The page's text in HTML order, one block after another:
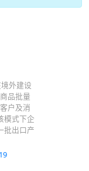
外建设
品批量
户及消
模式下企
批出口产